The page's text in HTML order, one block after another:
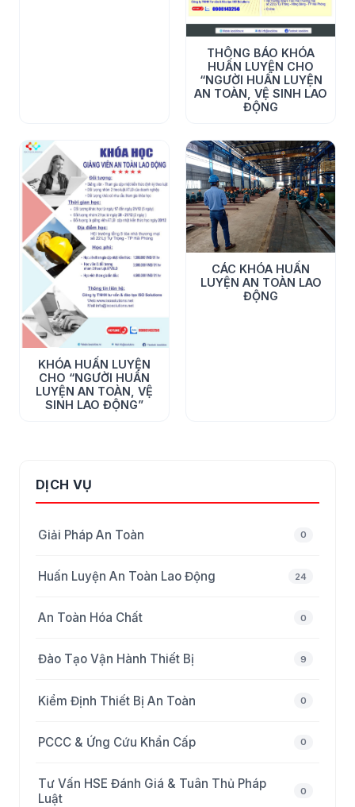
THÔNG BÁO KHÓA
HUẤN LUYỆN CHO
“NGƯỜI HUẤN LUYỆN
AN TOÀN, VỆ SINH LAO
ĐỘNG
KHÓA HUẤN LUYỆN
CHO “NGƯỜI HUẤN
LUYỆN AN TOÀN, VỆ
SINH LAO ĐỘNG”
CÁC KHÓA HUẤN
LUYỆN AN TOÀN LAO
ĐỘNG
DỊCH VỤ
Giải Pháp An Toàn 0
Huấn Luyện An Toàn Lao Động 24
An Toàn Hóa Chất 0
Đào Tạo Vận Hành Thiết Bị 9
Kiểm Định Thiết Bị An Toàn 0
PCCC & Ứng Cứu Khẩn Cấp 0
Tư Vấn HSE Đánh Giá & Tuân Thủ Pháp
Luật
0